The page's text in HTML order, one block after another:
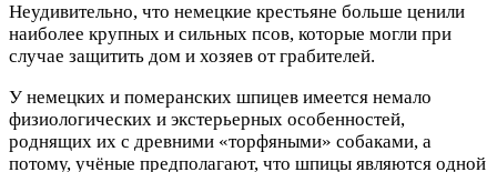
Неудивительно, что немецкие крестьяне больше ценили
наиболее крупных и сильных псов, которые могли при
случае защитить дом и хозяев от грабителей.
У немецких и померанских шпицев имеется немало
физиологических и экстерьерных особенностей,
роднящих их с древними «торфяными» собаками, а
потому, учёные предполагают, что шпицы являются одной